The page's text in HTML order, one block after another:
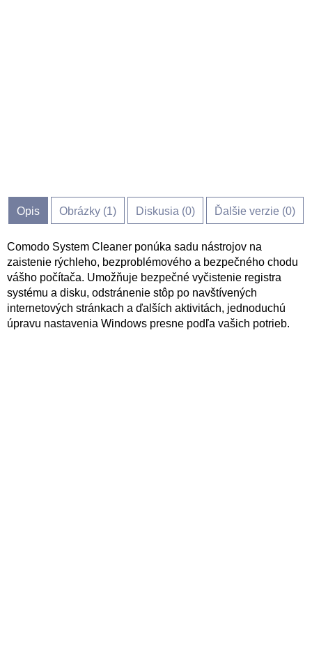
Opis Obrázky (1) Diskusia (0) Ďalšie verzie (0)
Comodo System Cleaner ponúka sadu nástrojov na
zaistenie rýchleho, bezproblémového a bezpečného chodu
vášho počítača. Umožňuje bezpečné vyčistenie registra
systému a disku, odstránenie stôp po navštívených
internetových stránkach a ďalších aktivitách, jednoduchú
úpravu nastavenia Windows presne podľa vašich potrieb.